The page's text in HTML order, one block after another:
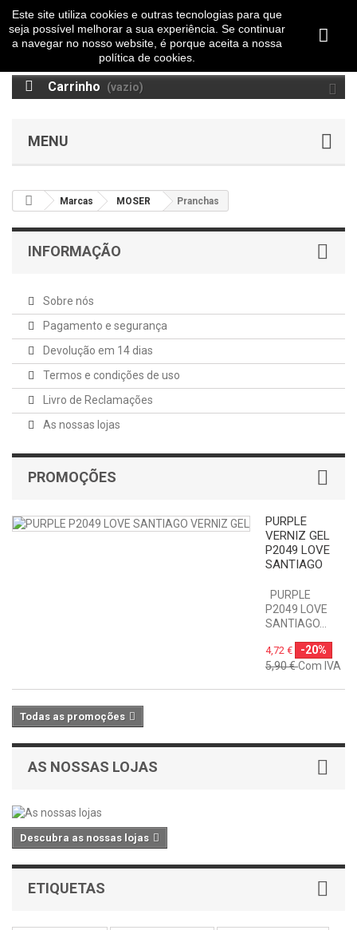
Carrinho (vazio)
MENU
Marcas MOSER Pranchas
INFORMAÇÃO
Sobre nós
Pagamento e segurança
Devolução em 14 dias
Termos e condições de uso
Livro de Reclamações
As nossas lojas
PROMOÇÕES
PURPLE
VERNIZ GEL
P2049 LOVE
SANTIAGO
PURPLE
P2049 LOVE
SANTIAGO...
4,72 €
-20%
5,90 €Com IVA
Todas as promoções
AS NOSSAS LOJAS
Descubra as nossas lojas
ETIQUETAS
Este site utiliza cookies e outras tecnologias para que
seja possível melhorar a sua experiência. Se continuar
a navegar no nosso website, é porque aceita a nossa
política de cookies.